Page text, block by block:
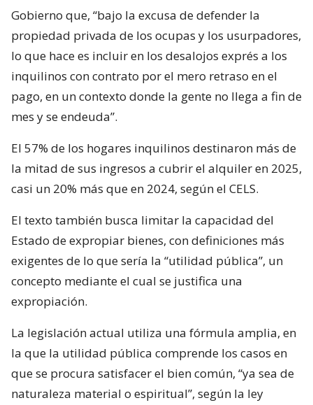
Gobierno que, “bajo la excusa de defender la
propiedad privada de los ocupas y los usurpadores,
lo que hace es incluir en los desalojos exprés a los
inquilinos con contrato por el mero retraso en el
pago, en un contexto donde la gente no llega a fin de
mes y se endeuda”.
El 57% de los hogares inquilinos destinaron más de
la mitad de sus ingresos a cubrir el alquiler en 2025,
casi un 20% más que en 2024, según el CELS.
El texto también busca limitar la capacidad del
Estado de expropiar bienes, con definiciones más
exigentes de lo que sería la “utilidad pública”, un
concepto mediante el cual se justifica una
expropiación.
La legislación actual utiliza una fórmula amplia, en
la que la utilidad pública comprende los casos en
que se procura satisfacer el bien común, “ya sea de
naturaleza material o espiritual”, según la ley